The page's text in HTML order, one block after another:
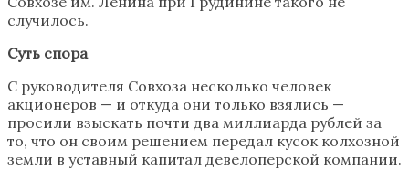
случилось.
Суть спора
С руководителя Совхоза несколько человек
акционеров — и откуда они только взялись —
просили взыскать почти два миллиарда рублей за
то, что он своим решением передал кусок колхозной
земли в уставный капитал девелоперской компании.